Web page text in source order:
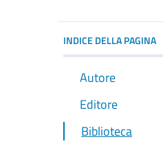
INDICE DELLA PAGINA
Autore
Editore
Biblioteca